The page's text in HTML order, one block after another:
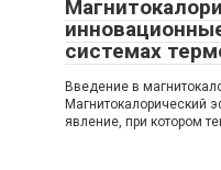
системах
Введение в
Магнитокалорический
явление, при котором